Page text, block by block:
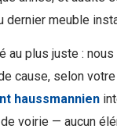
dernier meuble
au plus juste :
cause, selon
haussmannien
voirie — aucun